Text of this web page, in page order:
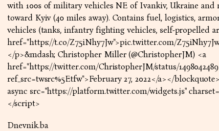
with 100s of military vehicles NE of Ivankiv, Ukraine and
toward Kyiv (40 miles away). Contains fuel, logistics,
vehicles (tanks, infantry fighting vehicles, self-propelled
href="https://t.co/Z75iNhy7Jw">pic.twitter.com/
</p>&mdash; Christopher Miller (@ChristopherJM) <a
href="https://twitter.com/ChristopherJM/status/
ref_src=twsrc%5Etfw">February 27, 2022</a></
async src="https://platform.twitter.com/widgets.js"
</script>
Dnevnik.ba